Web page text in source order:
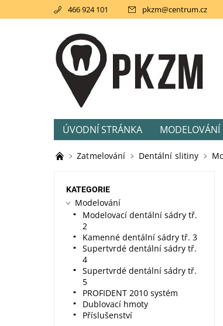
466 924 101 pkzm@centrum.cz
ÚVODNÍ STRÁNKA MODELOVÁNÍ
AKCE
SVĚTLEM TUHNOUCÍ
Zatmelování Dentální slitiny
KATEGORIE
Modelování
Modelovací dentální sádry tř.
2
Kamenné dentální sádry tř. 3
Supertvrdé dentální sádry tř.
4
Supertvrdé dentální sádry tř.
5
PROFIDENT 2010 systém
Dublovací hmoty
Příslušenství